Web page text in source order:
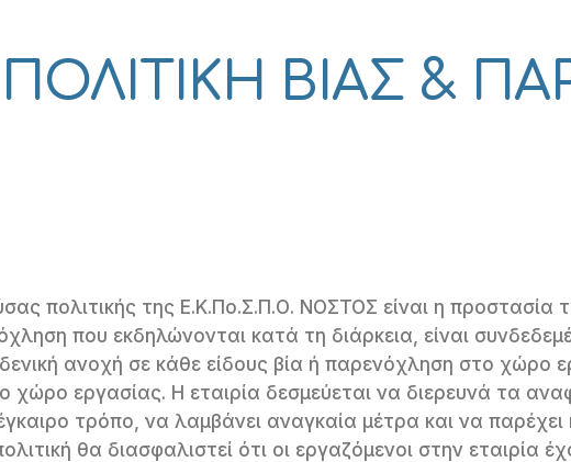
ΠΟΛΙΤΙΚΗ ΒΙΑΣ &
πολιτικής της Ε.Κ.Πο.Σ.Π.Ο. ΝΟΣΤΟΣ είναι η
που εκδηλώνονται κατά τη διάρκεια, είναι
ανοχή σε κάθε είδους βία ή παρενόχληση στο χώρο
χώρο εργασίας. Η εταιρία δεσμεύεται να διερευνά τα
έγκαιρο τρόπο, να λαμβάνει αναγκαία μέτρα και να
θα διασφαλιστεί ότι οι εργαζόμενοι στην